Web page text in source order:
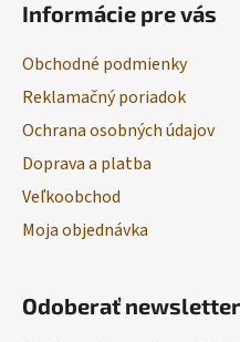
Informácie pre vás
Obchodné podmienky
Reklamačný poriadok
Ochrana osobných údajov
Doprava a platba
Veľkoobchod
Moja objednávka
Odoberať newsletter